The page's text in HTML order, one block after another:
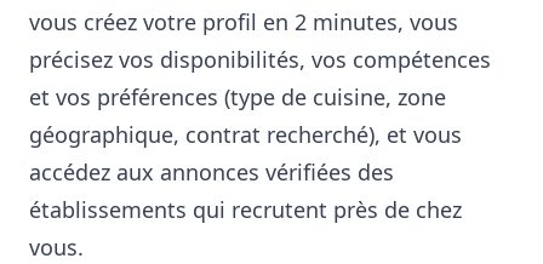
vous créez votre profil en 2 minutes, vous
précisez vos disponibilités, vos compétences
et vos préférences (type de cuisine, zone
géographique, contrat recherché), et vous
accédez aux annonces vérifiées des
établissements qui recrutent près de chez
vous.